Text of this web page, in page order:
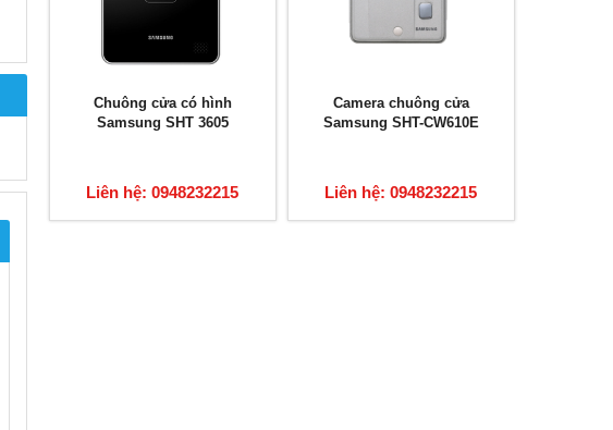
Chuông cửa có hình
Samsung SHT 3605
Liên hệ: 0948232215
Camera chuông cửa
Samsung SHT-CW610E
Liên hệ: 0948232215